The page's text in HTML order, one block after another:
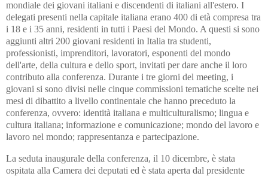
mondiale dei giovani italiani e discendenti di italiani all'estero. I
delegati presenti nella capitale italiana erano 400 di età compresa tra
i 18 e i 35 anni, residenti in tutti i Paesi del Mondo. A questi si sono
aggiunti altri 200 giovani residenti in Italia tra studenti,
professionisti, imprenditori, lavoratori, esponenti del mondo
dell'arte, della cultura e dello sport, invitati per dare anche il loro
contributo alla conferenza. Durante i tre giorni del meeting, i
giovani si sono divisi nelle cinque commissioni tematiche scelte nei
mesi di dibattito a livello continentale che hanno preceduto la
conferenza, ovvero: identità italiana e multiculturalismo; lingua e
cultura italiana; informazione e comunicazione; mondo del lavoro e
lavoro nel mondo; rappresentanza e partecipazione.
La seduta inaugurale della conferenza, il 10 dicembre, è stata
ospitata alla Camera dei deputati ed è stata aperta dal presidente